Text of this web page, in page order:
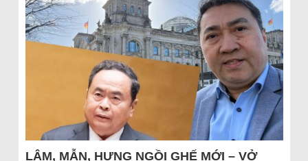
LÂM, MẪN, HƯNG NGỒI GHẾ MỚI – VỞ